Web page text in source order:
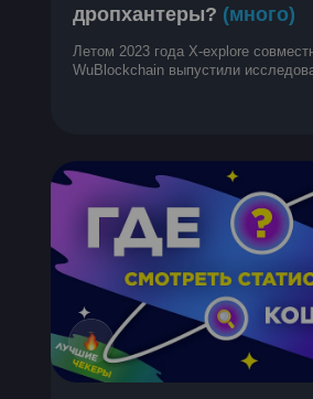
дропхантеры? (много)
Летом 2023 года X-explore
WuBlockchain выпустили
собрали и проанализировали кучу
средней прибыли с аирдропов на